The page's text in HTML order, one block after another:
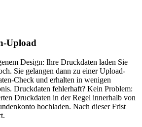
Upload
Design: Ihre Druckdaten laden Sie
Sie gelangen dann zu einer Upload-
Check und erhalten in wenigen
Druckdaten fehlerhaft? Kein Problem:
Druckdaten in der Regel innerhalb von
hochladen. Nach dieser Frist